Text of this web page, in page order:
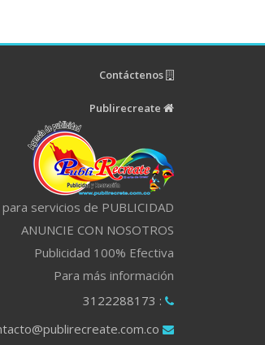
servicios de PUBLICIDAD
ANUNCIE CON NOSOTROS
Publicidad 100% Efectiva
Para más información
: 3122288173